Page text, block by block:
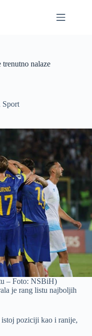
nalaze
Sport
– Foto: NSBiH)
je rang listu najboljih
istoj poziciji kao i ranije,